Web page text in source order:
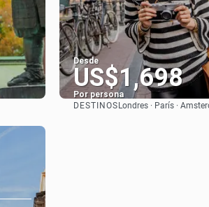
Desde
US$1,698
Por persona
DESTINOS Londres · París ·